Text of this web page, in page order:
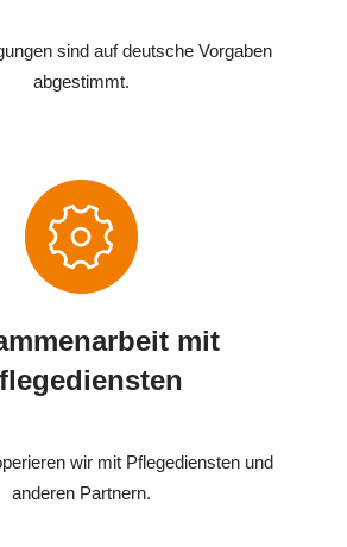
sind auf deutsche Vorgaben
abgestimmt.
mit
wir mit Pflegediensten und
anderen Partnern.